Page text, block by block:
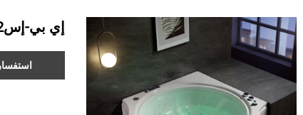
إي بي-إس032ب
استفسار